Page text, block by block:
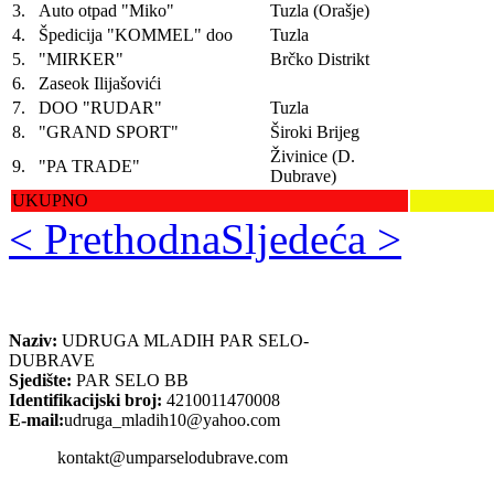
3. Auto otpad "Miko"
Tuzla (Orašje)
4.
Špedicija "KOMMEL" doo
Tuzla
5.
"MIRKER"
Brčko Distrikt
6.
Zaseok Ilijašovići
7.
DOO "RUDAR"
Tuzla
8.
"GRAND SPORT"
Široki Brijeg
9.
"PA TRADE"
Živinice (D.
Dubrave)
UKUPNO
< PrethodnaSljedeća >
Naziv: UDRUGA MLADIH PAR SELO-
DUBRAVE
Sjedište: PAR SELO BB
Identifikacijski broj: 4210011470008
E-mail:udruga_mladih10@yahoo.com
kontakt@umparselodubrave.com